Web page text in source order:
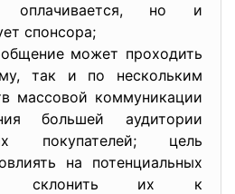
оплачивается, но и
спонсора;
может проходить
так и по нескольким
массовой коммуникации
большей аудитории
покупателей; цель
на потенциальных
склонить их к